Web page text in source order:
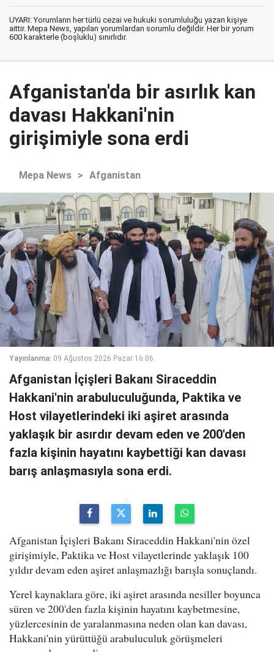
UYARI: Yorumların her türlü cezai ve hukuki sorumluluğu yazan kişiye
aittir. Mepa News, yapılan yorumlardan sorumlu değildir. Her bir yorum
600 karakterle (boşluklu) sınırlıdır.
Afganistan'da bir asırlık kan
davası Hakkani'nin
girişimiyle sona erdi
Mepa News > Afganistan
Yayınlanma: 09 Ağustos 2026 Pazar 16:06
Afganistan İçişleri Bakanı Siraceddin
Hakkani'nin arabuluculuğunda, Paktika ve
Host vilayetlerindeki iki aşiret arasında
yaklaşık bir asırdır devam eden ve 200'den
fazla kişinin hayatını kaybettiği kan davası
barış anlaşmasıyla sona erdi.
Afganistan İçişleri Bakanı Siraceddin Hakkani'nin özel
girişimiyle, Paktika ve Host vilayetlerinde yaklaşık 100
yıldır devam eden aşiret anlaşmazlığı barışla sonuçlandı.
Yerel kaynaklara göre, iki aşiret arasında nesiller boyunca
süren ve 200'den fazla kişinin hayatını kaybetmesine,
yüzlercesinin de yaralanmasına neden olan kan davası,
Hakkani'nin yürüttüğü arabuluculuk görüşmeleri